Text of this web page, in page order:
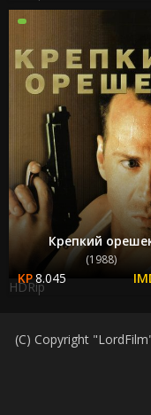
Крепкий
(1988)
8.045
HDRip
(C) Copyright